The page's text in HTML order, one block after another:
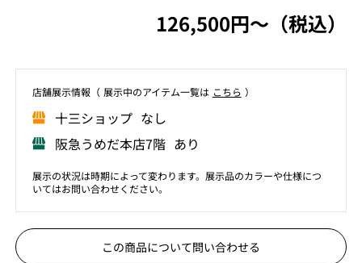
126,500円〜（税込）
店舗展⽰情報（ 展⽰中のアイテム⼀覧は こちら ）
⼗三ショップ なし
阪急うめだ本店7階 あり
展示の状況は時期によって変わります。展示品のカラーや仕様につ
いてはお問い合わせください。
この商品について問い合わせる